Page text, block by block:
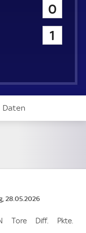
0
1
Daten
28.05.2026
Niederlagen
Tore ToreDiff. Differenz
Pkte.